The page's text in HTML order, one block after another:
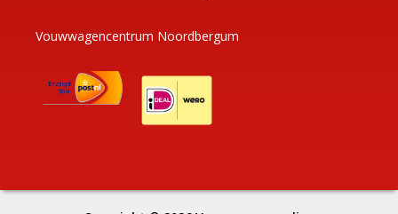
Vouwwagencentrum Noordbergum